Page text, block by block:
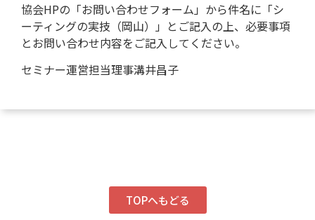
協会HPの「お問い合わせフォーム」から件名に「シ
ーティングの実技（岡山）」とご記入の上、必要事項
とお問い合わせ内容をご記入してください。
セミナー運営担当理事溝井昌子
TOPへもどる